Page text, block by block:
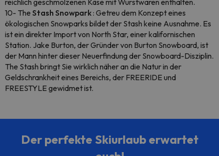
reichlich geschmolzenen Käse mit Wurstwaren enthalten.
10- The Stash Snowpark: Getreu dem Konzept eines
ökologischen Snowparks bildet der Stash keine Ausnahme. Es
ist ein direkter Import von North Star, einer kalifornischen
Station. Jake Burton, der Gründer von Burton Snowboard, ist
der Mann hinter dieser Neuerfindung der Snowboard-Disziplin.
The Stash bringt Sie wirklich näher an die Natur in der
Geldschrankheit eines Bereichs, der FREERIDE und
FREESTYLE gewidmet ist.
Der perfekte Skiurlaub erwartet